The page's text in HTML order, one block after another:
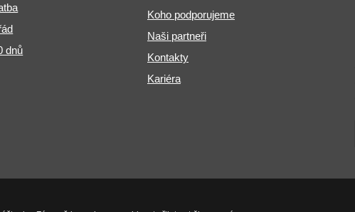
dnů
Koho podporujeme
Naši partneři
Kontakty
Kariéra